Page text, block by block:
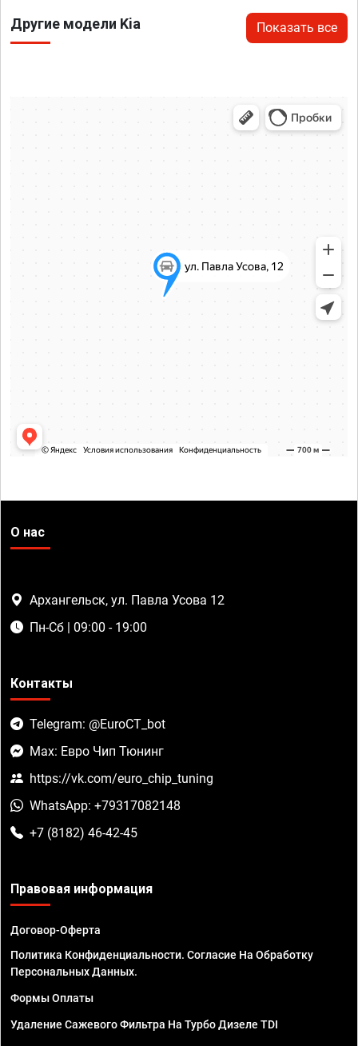
Другие модели Kia Показать все
О нас
Архангельск, ул. Павла Усова 12
Пн-Сб | 09:00 - 19:00
Контакты
Telegram: @EuroCT_bot
Max: Евро Чип Тюнинг
https://vk.com/euro_chip_tuning
WhatsApp: +79317082148
+7 (8182) 46-42-45
Правовая информация
Договор-Оферта
Политика Конфиденциальности. Согласие На Обработку
Персональных Данных.
Формы Оплаты
Удаление Сажевого Фильтра На Турбо Дизеле TDI